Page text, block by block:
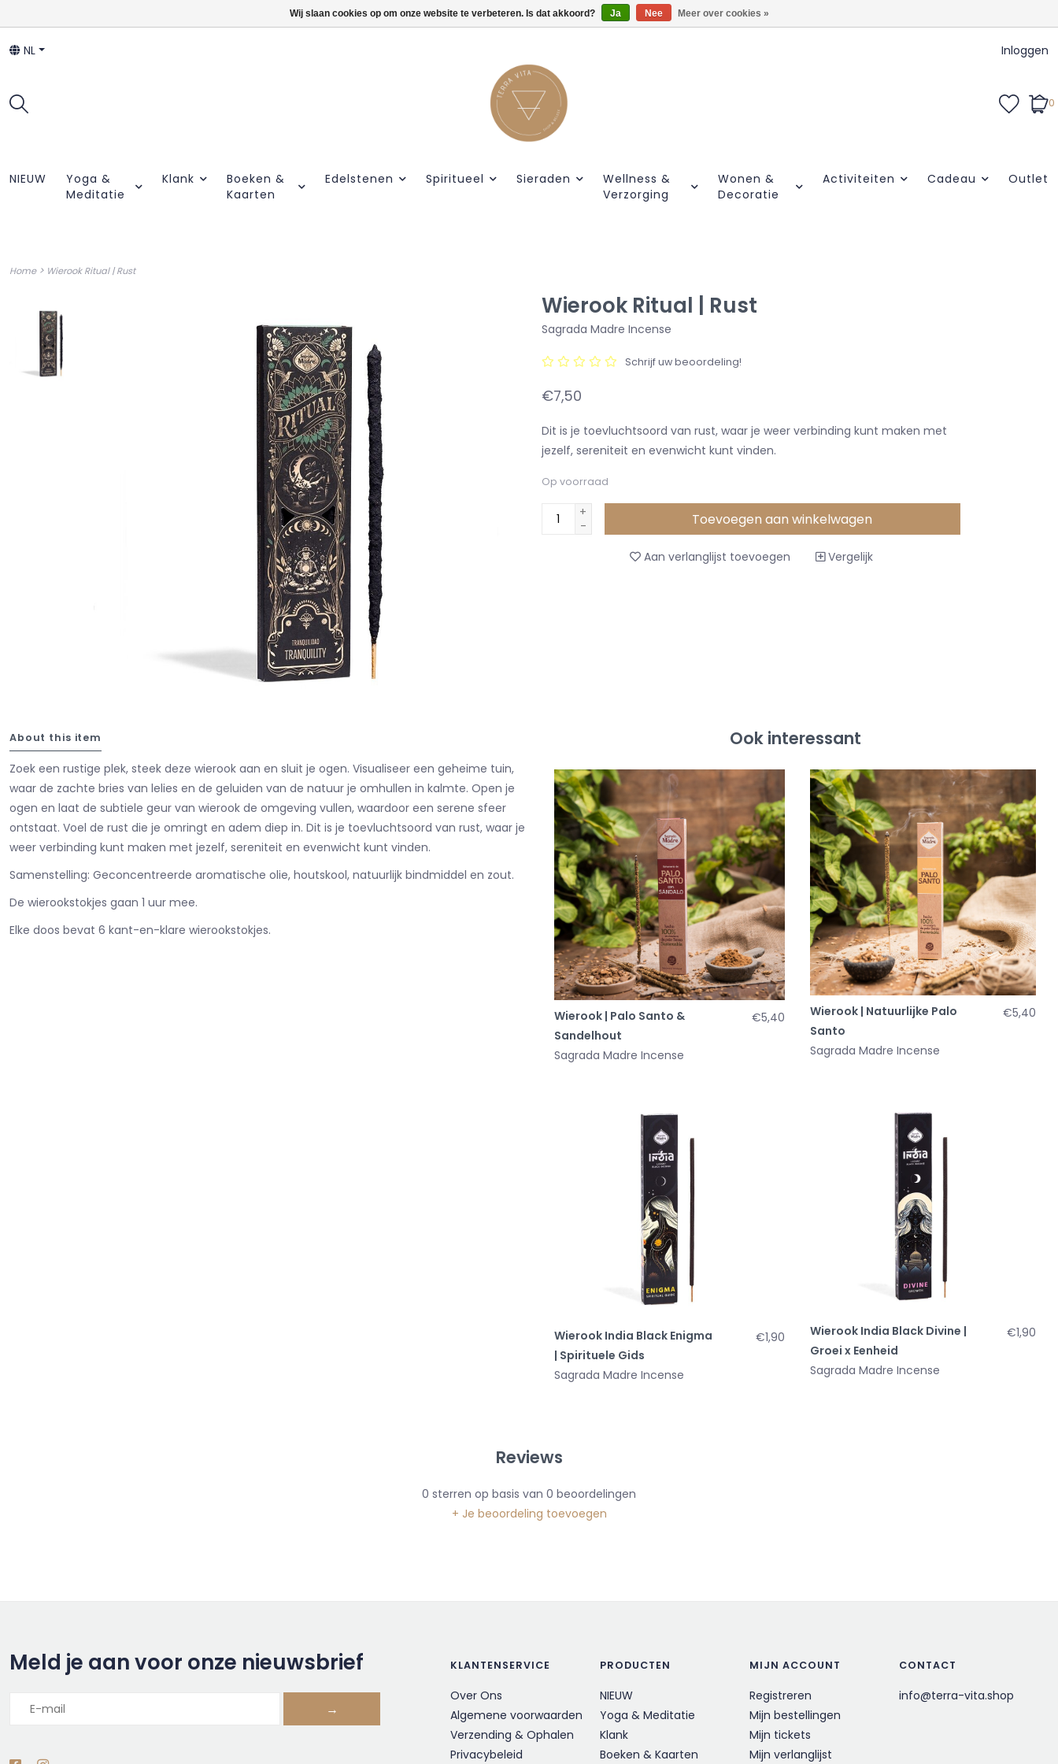
Gratis verzendig vanaf €55.
NL Inloggen
0
NIEUW
Yoga &
Meditatie
Klank
Boeken &
Kaarten
Edelstenen Spiritueel Sieraden
Wellness &
Verzorging
Wonen &
Decoratie
Activiteiten Cadeau Outlet
Home> Wierook Ritual | Rust
Wierook Ritual | Rust
Sagrada Madre Incense
Schrijf uw beoordeling!
€7,50
Dit is je toevluchtsoord van rust, waar je weer verbinding kunt maken met
jezelf, sereniteit en evenwicht kunt vinden.
Op voorraad
+
-
Toevoegen aan winkelwagen
Aan verlanglijst toevoegen Vergelijk
About this item
Zoek een rustige plek, steek deze wierook aan en sluit je ogen. Visualiseer een geheime tuin,
waar de zachte bries van lelies en de geluiden van de natuur je omhullen in kalmte. Open je
ogen en laat de subtiele geur van wierook de omgeving vullen, waardoor een serene sfeer
ontstaat. Voel de rust die je omringt en adem diep in. Dit is je toevluchtsoord van rust, waar je
weer verbinding kunt maken met jezelf, sereniteit en evenwicht kunt vinden.
Samenstelling: Geconcentreerde aromatische olie, houtskool, natuurlijk bindmiddel en zout.
De wierookstokjes gaan 1 uur mee.
Elke doos bevat 6 kant-en-klare wierookstokjes.
Ook interessant
Wierook | Palo Santo &
Sandelhout
Sagrada Madre Incense
€5,40
Wierook | Natuurlijke Palo
Santo
Sagrada Madre Incense
€5,40
Wierook India Black Enigma
| Spirituele Gids
Sagrada Madre Incense
€1,90
Wierook India Black Divine |
Groei x Eenheid
Sagrada Madre Incense
€1,90
Reviews
0 sterren op basis van 0 beoordelingen
+ Je beoordeling toevoegen
Meld je aan voor onze nieuwsbrief
→
KLANTENSERVICE
Over Ons
Algemene voorwaarden
Verzending & Ophalen
Privacybeleid
PRODUCTEN
NIEUW
Yoga & Meditatie
Klank
Boeken & Kaarten
MIJN ACCOUNT
Registreren
Mijn bestellingen
Mijn tickets
Mijn verlanglijst
CONTACT
info@terra-vita.shop
Wij slaan cookies op om onze website te verbeteren. Is dat akkoord? Ja Nee Meer over cookies »